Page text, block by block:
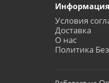
Информация
Условия
Доставка
О нас
Политика